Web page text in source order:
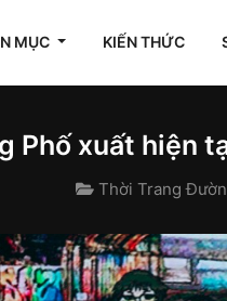
MỤC KIẾN THỨC
Phố xuất hiện
Thời Trang